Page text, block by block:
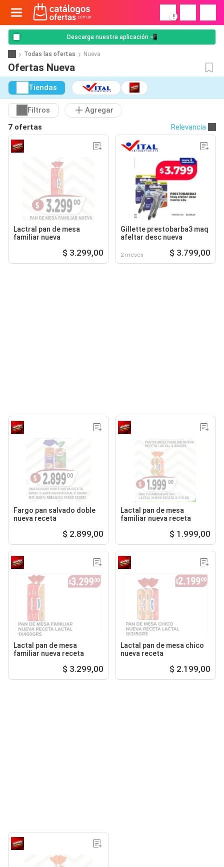
!
Descarga nuestra aplicación 📲
Todas las ofertas Nueva
Ofertas Nueva
Tiendas
Filtros
Agregar
7 ofertas
Relevancia
Lactral pan de mesa
familiar nueva
$ 3.299,00
Gillette prestobarba3 maq
afeltar desc nueva
2 meses $ 3.799,00
Fargo pan salvado doble
nueva receta
$ 2.899,00
Lactal pan de mesa
familiar nueva receta
$ 1.999,00
Lactal pan de mesa
familiar nueva receta
$ 3.299,00
Lactal pan de mesa chico
nueva receta
$ 2.199,00